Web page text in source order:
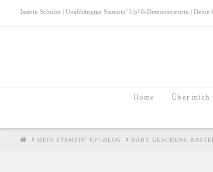
Jasmin Schulze | Unabhängige Stampin’ Up!®-Demonstratorin |
Home Über mich
HOMEMEIN STAMPIN' UP!-BLOG BABY GESCHENK